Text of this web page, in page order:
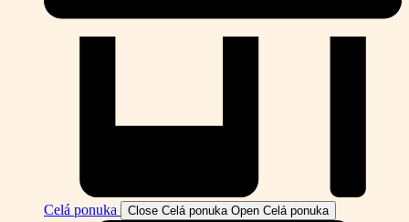
Celá ponuka Close Celá ponuka Open Celá ponuka